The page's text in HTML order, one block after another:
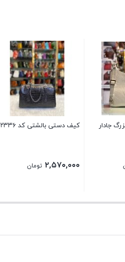
جادار
کیف دستی بالشتی کد ۱۲۳۳۶
۲,۵۷۰,۰۰۰ تومان